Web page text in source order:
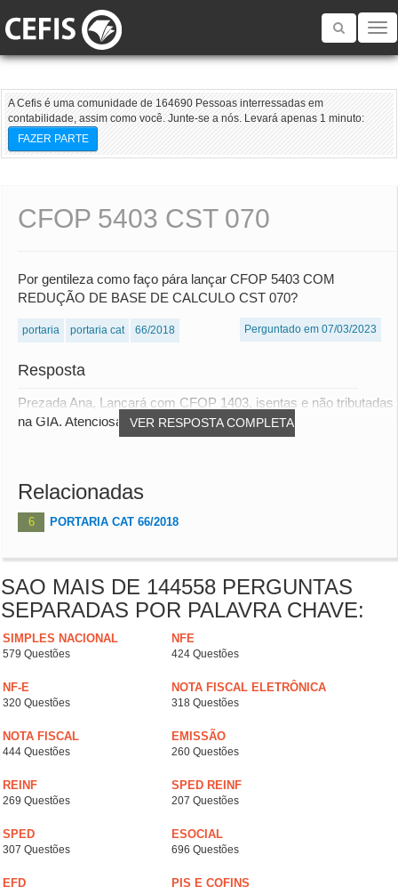
Toggle
A Cefis é uma comunidade de 164690 Pessoas interressadas em
contabilidade, assim como você. Junte-se a nós. Levará apenas 1 minuto:
FAZER PARTE
CFOP 5403 CST 070
Por gentileza como faço pára lançar CFOP 5403 COM
REDUÇÃO DE BASE DE CALCULO CST 070?
portaria portaria cat 66/2018 Perguntado em 07/03/2023
Resposta
VER RESPOSTA COMPLETA
Prezada Ana, Lançará com CFOP 1403, isentas e não tributadas
na GIA. Atenciosamente Adriana Lemos...
Relacionadas
6 PORTARIA CAT 66/2018
SAO MAIS DE 144558 PERGUNTAS
SEPARADAS POR PALAVRA CHAVE:
SIMPLES NACIONAL
579 Questões
NFE
424 Questões
NF-E
320 Questões
NOTA FISCAL ELETRÔNICA
318 Questões
NOTA FISCAL
444 Questões
EMISSÃO
260 Questões
REINF
269 Questões
SPED REINF
207 Questões
SPED
307 Questões
ESOCIAL
696 Questões
EFD PIS E COFINS